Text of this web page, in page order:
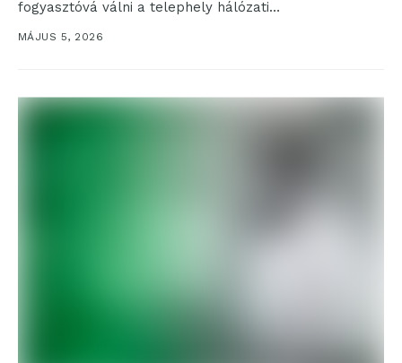
fogyasztóvá válni a telephely hálózati
csatlakozásainak bővítése nélkül – erre a...
MÁJUS 5, 2026